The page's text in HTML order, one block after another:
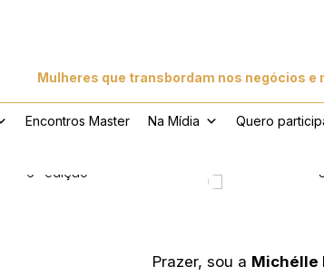
Mulheres que transbordam nos negócios e
Encontros Master Na Mídia Quero
6ª edição
Prazer, sou a Michélle